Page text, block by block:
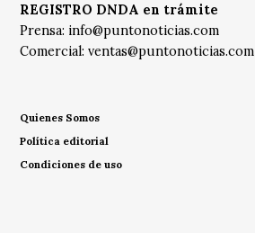
REGISTRO DNDA en trámite
Prensa: info@puntonoticias.com
Comercial:ventas@puntonoticias.com
Quienes Somos
Política editorial
Condiciones de uso